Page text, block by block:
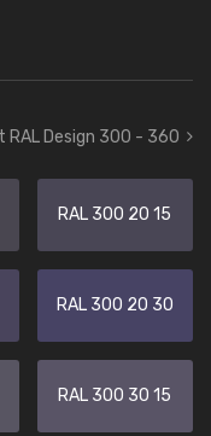
RAL Design 300 - 360
RAL 300 20 15
RAL 300 20 30
RAL 300 30 15